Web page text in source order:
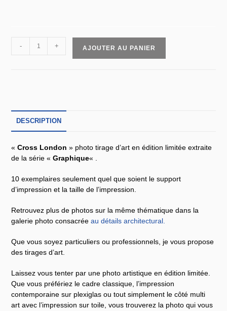
- + AJOUTER AU PANIER
DESCRIPTION
«Cross London » photo tirage d’art en édition limitée extraite
de la série «Graphique« .
10 exemplaires seulement quel que soient le support
d’impression et la taille de l’impression.
Retrouvez plus de photos sur la même thématique dans la
galerie photo consacréeau détails architectural.
Que vous soyez particuliers ou professionnels, je vous propose
des tirages d’art.
Laissez vous tenter par une photo artistique en édition limitée.
Que vous préfériez le cadre classique, l’impression
contemporaine sur plexiglas ou tout simplement le côté multi
art avec l’impression sur toile, vous trouverez la photo qui vous